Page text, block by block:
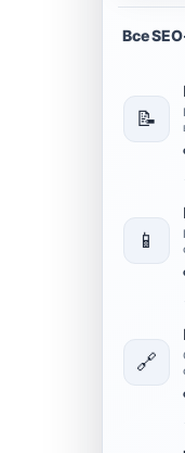
Все
📝
📱
🔗